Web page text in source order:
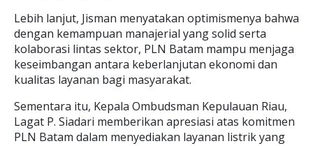
Lebih lanjut, Jisman menyatakan optimismenya bahwa
dengan kemampuan manajerial yang solid serta
kolaborasi lintas sektor, PLN Batam mampu menjaga
keseimbangan antara keberlanjutan ekonomi dan
kualitas layanan bagi masyarakat.
Sementara itu, Kepala Ombudsman Kepulauan Riau,
Lagat P. Siadari memberikan apresiasi atas komitmen
PLN Batam dalam menyediakan layanan listrik yang